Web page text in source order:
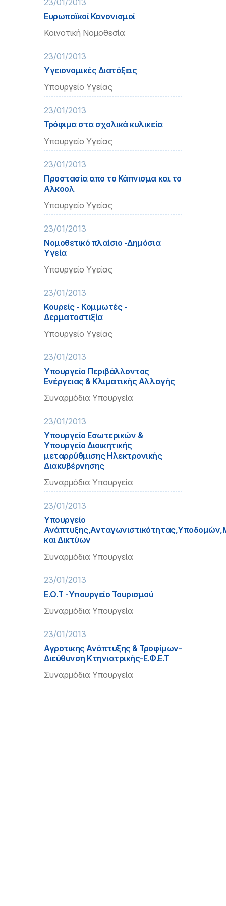
23/01/2013
Ευρωπαϊκοί Κανονισμοί
Κοινοτική Νομοθεσία
23/01/2013
Υγειονομικές Διατάξεις
Υπουργείο Υγείας
23/01/2013
Τρόφιμα στα σχολικά κυλικεία
Υπουργείο Υγείας
23/01/2013
Προστασία απο το Κάπνισμα και το
Αλκοολ
Υπουργείο Υγείας
23/01/2013
Νομοθετικό πλαίσιο -Δημόσια
Υγεία
Υπουργείο Υγείας
23/01/2013
Κουρείς - Κομμωτές -
Δερματοστιξία
Υπουργείο Υγείας
23/01/2013
Υπουργείο Περιβάλλοντος
Ενέργειας & Κλιματικής Αλλαγής
Συναρμόδια Υπουργεία
23/01/2013
Υπουργείο Εσωτερικών &
Υπουργείο Διοικητικής
μεταρρύθμισης Ηλεκτρονικής
Διακυβέρνησης
Συναρμόδια Υπουργεία
23/01/2013
Υπουργείο
και Δικτύων
Συναρμόδια Υπουργεία
23/01/2013
Ε.Ο.Τ -Υπουργείο Τουρισμού
Συναρμόδια Υπουργεία
23/01/2013
Αγροτικης Ανάπτυξης & Τροφίμων-
Διεύθυνση Κτηνιατρικής-Ε.Φ.Ε.Τ
Συναρμόδια Υπουργεία